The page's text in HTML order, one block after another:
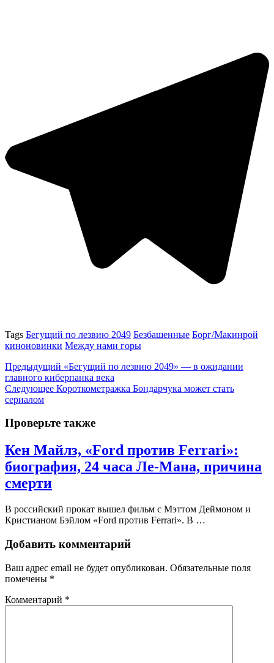
Tags Бегущий по лезвию 2049 Безбашенные Борг/Макинрой
киноновинки Между нами горы
Предыдущий «Бегущий по лезвию 2049» — в ожидании
главного киберпанка века
Следующее Короткометражка Бондарчука может стать
сериалом
Проверьте также
Кен Майлз, «Ford против Ferrari»:
биография, 24 часа Ле-Мана, причина
смерти
В российский прокат вышел фильм с Мэттом Деймоном и
Кристианом Бэйлом «Ford против Ferrari». В …
Добавить комментарий
Ваш адрес email не будет опубликован. Обязательные поля
помечены *
Комментарий *